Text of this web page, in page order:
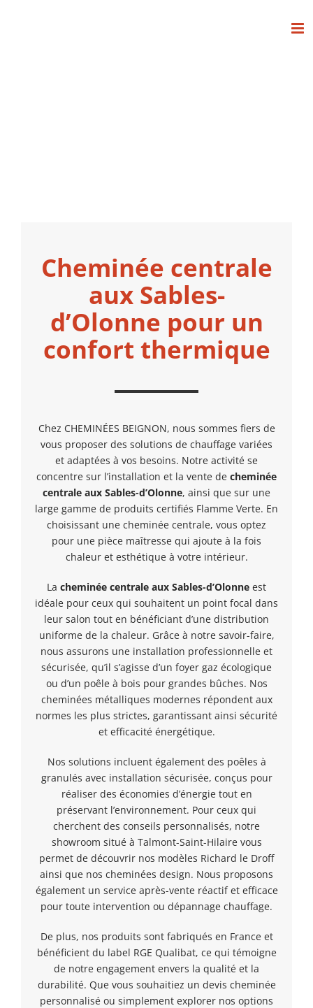
Cheminée centrale
aux Sables-
d’Olonne pour un
confort thermique
Chez CHEMINÉES BEIGNON, nous sommes fiers de
vous proposer des solutions de chauffage variées
et adaptées à vos besoins. Notre activité se
concentre sur l’installation et la vente de cheminée
centrale aux Sables-d’Olonne, ainsi que sur une
large gamme de produits certifiés Flamme Verte. En
choisissant une cheminée centrale, vous optez
pour une pièce maîtresse qui ajoute à la fois
chaleur et esthétique à votre intérieur.
La cheminée centrale aux Sables-d’Olonne est
idéale pour ceux qui souhaitent un point focal dans
leur salon tout en bénéficiant d’une distribution
uniforme de la chaleur. Grâce à notre savoir-faire,
nous assurons une installation professionnelle et
sécurisée, qu’il s’agisse d’un foyer gaz écologique
ou d’un poêle à bois pour grandes bûches. Nos
cheminées métalliques modernes répondent aux
normes les plus strictes, garantissant ainsi sécurité
et efficacité énergétique.
Nos solutions incluent également des poêles à
granulés avec installation sécurisée, conçus pour
réaliser des économies d’énergie tout en
préservant l’environnement. Pour ceux qui
cherchent des conseils personnalisés, notre
showroom situé à Talmont-Saint-Hilaire vous
permet de découvrir nos modèles Richard le Droff
ainsi que nos cheminées design. Nous proposons
également un service après-vente réactif et efficace
pour toute intervention ou dépannage chauffage.
De plus, nos produits sont fabriqués en France et
bénéficient du label RGE Qualibat, ce qui témoigne
de notre engagement envers la qualité et la
durabilité. Que vous souhaitiez un devis cheminée
personnalisé ou simplement explorer nos options